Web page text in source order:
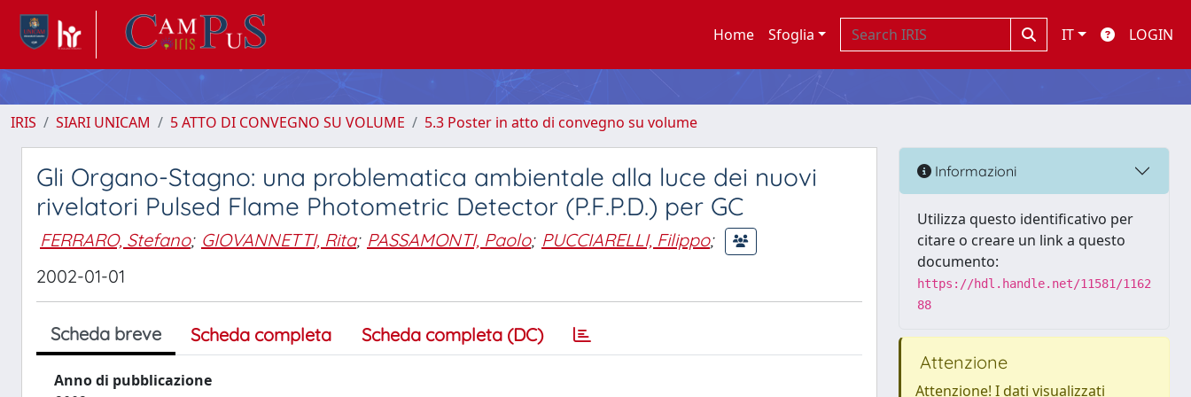
Home Sfoglia IT LOGIN
IRIS SIARI UNICAM 5 ATTO DI CONVEGNO SU VOLUME 5.3 Poster in atto di convegno su volume
Gli Organo-Stagno: una problematica ambientale alla luce dei nuovi
rivelatori Pulsed Flame Photometric Detector (P.F.P.D.) per GC
FERRARO, Stefano; GIOVANNETTI, Rita; PASSAMONTI, Paolo; PUCCIARELLI, Filippo;
2002-01-01
Scheda breve Scheda completa Scheda completa (DC)
Anno di pubblicazione
Informazioni
Utilizza questo identificativo per
citare o creare un link a questo
documento:
https://hdl.handle.net/11581/1162
88
Attenzione
Attenzione! I dati visualizzati